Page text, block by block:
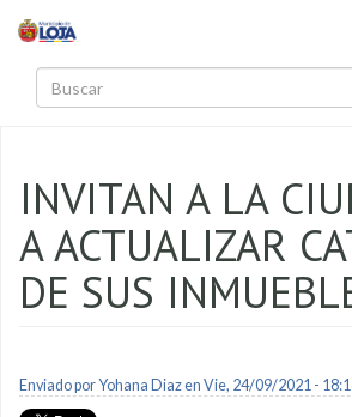
INVITAN A LA
A ACTUALIZAR
DE SUS
Enviado porYohana Diazen Vie, 24/09/2021 -